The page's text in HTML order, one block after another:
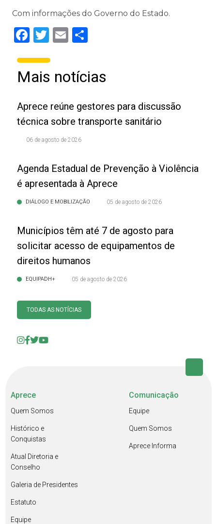
Com informações do Governo do Estado.
Facebook
Twitter
Email
Mais notícias
Aprece reúne gestores para discussão
técnica sobre transporte sanitário
06 de agosto de 2026
Agenda Estadual de Prevenção à Violência
é apresentada à Aprece
DIÁLOGO E MOBILIZAÇÃO 05 de agosto de 2026
Municípios têm até 7 de agosto para
solicitar acesso de equipamentos de
direitos humanos
EQUIPADH+ 05 de agosto de 2026
TODAS AS NOTÍCIAS
Aprece
Quem Somos
Histórico e
Conquistas
Atual Diretoria e
Conselho
Galeria de Presidentes
Estatuto
Equipe
Comunicação
Equipe
Quem Somos
Aprece Informa